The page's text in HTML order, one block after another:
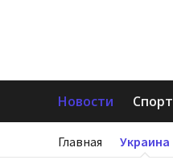
Новости Спорт
Главная Украина